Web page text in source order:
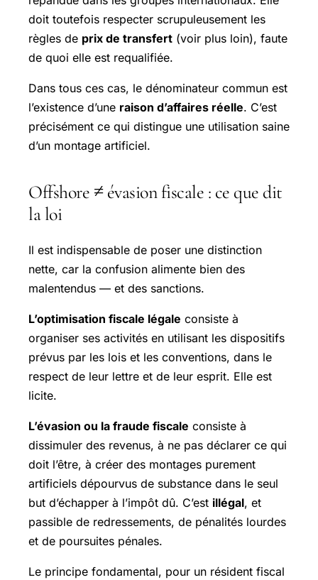
doit toutefois respecter scrupuleusement les
règles de prix de transfert (voir plus loin), faute
de quoi elle est requalifiée.
Dans tous ces cas, le dénominateur commun est
l’existence d’une raison d’affaires réelle. C’est
précisément ce qui distingue une utilisation saine
d’un montage artificiel.
Offshore ≠ évasion fiscale : ce que dit
la loi
Il est indispensable de poser une distinction
nette, car la confusion alimente bien des
malentendus — et des sanctions.
L’optimisation fiscale légale consiste à
organiser ses activités en utilisant les dispositifs
prévus par les lois et les conventions, dans le
respect de leur lettre et de leur esprit. Elle est
licite.
L’évasion ou la fraude fiscale consiste à
dissimuler des revenus, à ne pas déclarer ce qui
doit l’être, à créer des montages purement
artificiels dépourvus de substance dans le seul
but d’échapper à l’impôt dû. C’est illégal, et
passible de redressements, de pénalités lourdes
et de poursuites pénales.
Le principe fondamental, pour un résident fiscal